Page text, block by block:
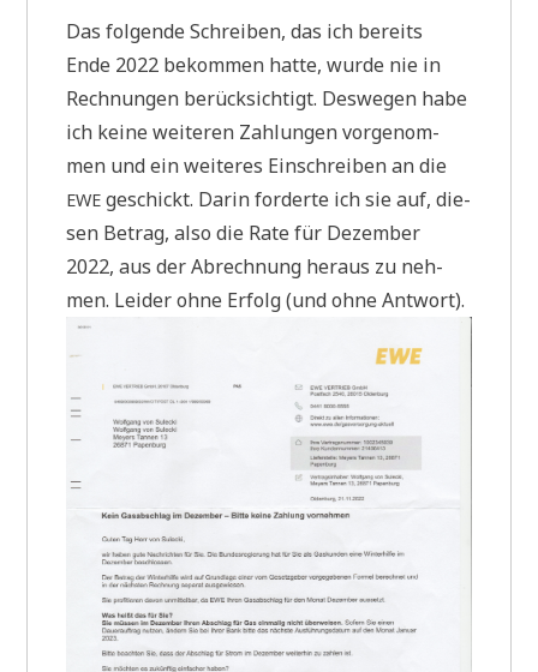
Das fol­gen­de Schrei­ben, das ich bereits
Ende 2022 bekom­men hat­te, wur­de nie in
Rech­nun­gen berück­sich­tigt. Des­we­gen habe
ich kei­ne wei­te­ren Zah­lun­gen vor­ge­nom­
men und ein wei­te­res Ein­schrei­ben an die
EWE geschickt. Dar­in for­der­te ich sie auf, die­
sen Betrag, also die Rate für Dezem­ber
2022, aus der Abrech­nung her­aus zu neh­
men. Lei­der ohne Erfolg (und ohne Antwort).